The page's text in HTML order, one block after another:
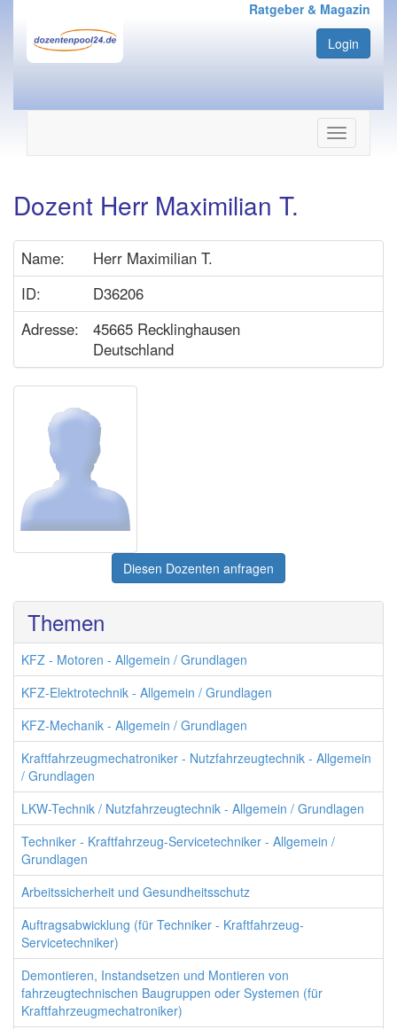
Ratgeber & Magazin
Login
Navigation
ein-/
Dozent Herr Maximilian T.
Name:
Herr Maximilian T.
ID:
D36206
Adresse:
45665 Recklinghausen
Deutschland
Diesen Dozenten anfragen
Themen
KFZ - Motoren - Allgemein / Grundlagen
KFZ-Elektrotechnik - Allgemein / Grundlagen
KFZ-Mechanik - Allgemein / Grundlagen
Kraftfahrzeugmechatroniker - Nutzfahrzeugtechnik - Allgemein
/ Grundlagen
LKW-Technik / Nutzfahrzeugtechnik - Allgemein / Grundlagen
Techniker - Kraftfahrzeug-Servicetechniker - Allgemein /
Grundlagen
Arbeitssicherheit und Gesundheitsschutz
Auftragsabwicklung (für Techniker - Kraftfahrzeug-
Servicetechniker)
Demontieren, Instandsetzen und Montieren von
fahrzeugtechnischen Baugruppen oder Systemen (für
Kraftfahrzeugmechatroniker)